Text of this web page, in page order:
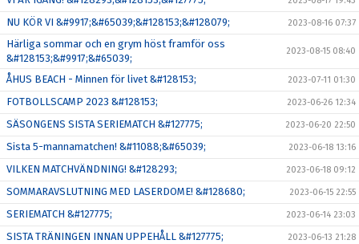
NU KÖR VI &#9917;&#65039;&#128153;&#128079; 2023-08-16 07:37
Härliga sommar och en grym höst framför oss
&#128153;&#9917;&#65039;
2023-08-15 08:40
ÅHUS BEACH - Minnen för livet &#128153; 2023-07-11 01:30
FOTBOLLSCAMP 2023 &#128153; 2023-06-26 12:34
SÄSONGENS SISTA SERIEMATCH &#127775; 2023-06-20 22:50
Sista 5-mannamatchen! &#11088;&#65039; 2023-06-18 13:16
VILKEN MATCHVÄNDNING! &#128293; 2023-06-18 09:12
SOMMARAVSLUTNING MED LASERDOME! &#128680; 2023-06-15 22:55
SERIEMATCH &#127775; 2023-06-14 23:03
SISTA TRÄNINGEN INNAN UPPEHÅLL &#127775; 2023-06-13 21:28